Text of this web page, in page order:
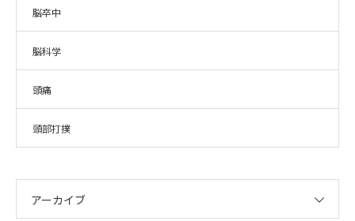
脳卒中
脳科学
頭痛
頭部打撲
アーカイブ